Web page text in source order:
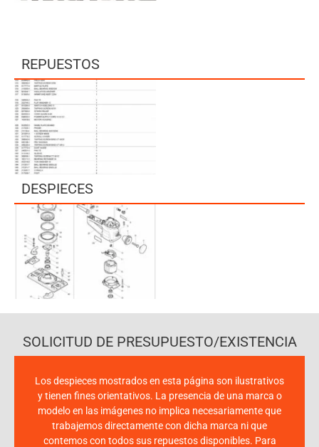
REPUESTOS
DESPIECES
SOLICITUD DE PRESUPUESTO/EXISTENCIA
Los despieces mostrados en esta página son ilustrativos
y tienen fines orientativos. La presencia de una marca o
modelo en las imágenes no implica necesariamente que
trabajemos directamente con dicha marca ni que
contemos con todos sus repuestos disponibles. Para